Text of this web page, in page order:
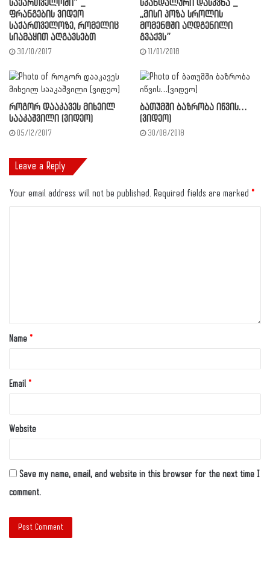
საქართველოში” _
ფრანგების ვიდეო
საქართველოზე, რომელიც
სიამაყით აღგავსებთ
30/10/2017
სკანდალური დასკვნა _
,,მისი პოზა სროლის
მომენტში აღდგენილი
გვაქვს”
11/01/2018
როგორ დააკავეს მიხეილ
სააკაშვილი (ვიდეო)
05/12/2017
ბათუმში ბაზრობა იწვის…
(ვიდეო)
30/08/2018
Leave a Reply
Your email address will not be published. Required fields are marked *
Name *
Email *
Website
Save my name, email, and website in this browser for the next time I
comment.